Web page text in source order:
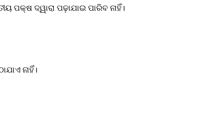
ପକ୍ଷ ଦ୍ୱାରା ପଢ଼ାଯାଇ ପାରିବ ନାହିଁ।
ନାହିଁ।